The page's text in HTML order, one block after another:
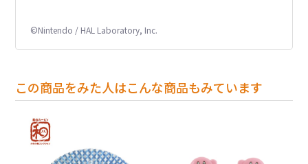
©Nintendo / HAL Laboratory, Inc.
この商品をみた人はこんな商品もみています